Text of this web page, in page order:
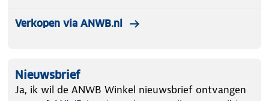
Verkopen via ANWB.nl
Nieuwsbrief
Ja, ik wil de ANWB Winkel nieuwsbrief ontvangen